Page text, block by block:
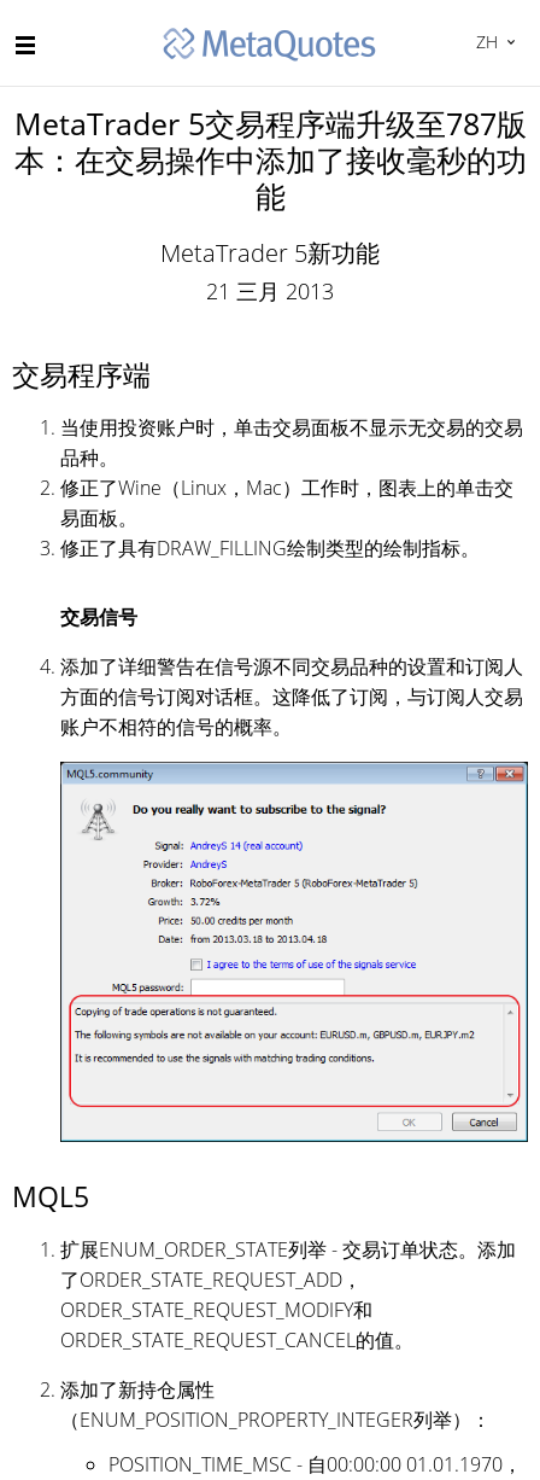
ZH
MetaTrader 5交易程序端升级至787版
本：在交易操作中添加了接收毫秒的功
能
MetaTrader 5新功能
21 三月 2013
交易程序端
当使用投资账户时，单击交易面板不显示无交易的交易
品种。
修正了Wine（Linux，Mac）工作时，图表上的单击交
易面板。
修正了具有DRAW_FILLING绘制类型的绘制指标。
交易信号
添加了详细警告在信号源不同交易品种的设置和订阅人
方面的信号订阅对话框。这降低了订阅，与订阅人交易
账户不相符的信号的概率。
MQL5
扩展ENUM_ORDER_STATE列举 - 交易订单状态。添加
了ORDER_STATE_REQUEST_ADD，
ORDER_STATE_REQUEST_MODIFY和
ORDER_STATE_REQUEST_CANCEL的值。
添加了新持仓属性
（ENUM_POSITION_PROPERTY_INTEGER列举）：
POSITION_TIME_MSC - 自00:00:00 01.01.1970，